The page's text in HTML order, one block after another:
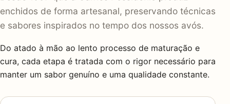
enchidos de forma artesanal, preservando técnicas
e sabores inspirados no tempo dos nossos avós.
Do atado à mão ao lento processo de maturação e
cura, cada etapa é tratada com o rigor necessário para
manter um sabor genuíno e uma qualidade constante.